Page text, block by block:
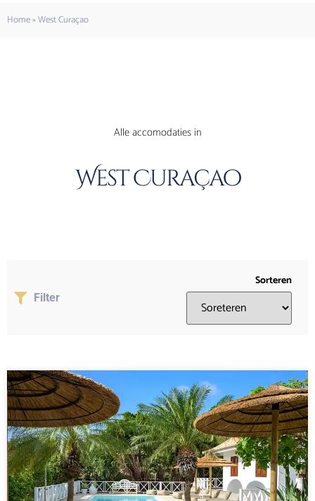
Home»West Curaçao
Alle accomodaties in
West Curaçao
Filter
Sorteren